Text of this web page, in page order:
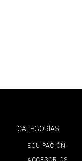
CATEGORÍAS
EQUIPACIÓN
ACCESORIOS